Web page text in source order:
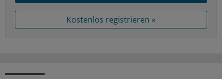
Kostenlos registrieren »